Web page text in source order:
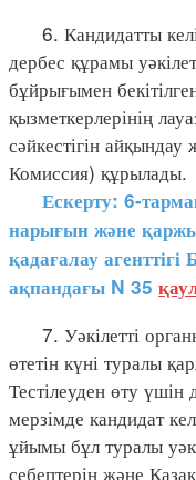
6. Кандидатты
дербес құрамы
бұйрығымен
қызметкерлерінің
сәйкестігін
Комиссия) құрылады.
Ескерту: 6-
нарығын және
қадағалау
ақпандағы N 35
7. Уәкілетті
өтетін күні туралы
Тестілеуден өту үшін
мерзімде кандидат
ұйымы бұл туралы
себептерін және